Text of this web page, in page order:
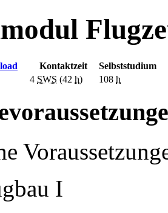
Kontaktzeit
Selbststudium
4 SWS (42 h) 108 h
I